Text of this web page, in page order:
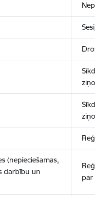
(nepieciešamas,
darbību un
par